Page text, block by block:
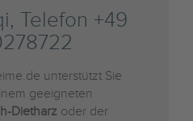
Telefon +49
unterstützt Sie
geeigneten
Dietharz oder der